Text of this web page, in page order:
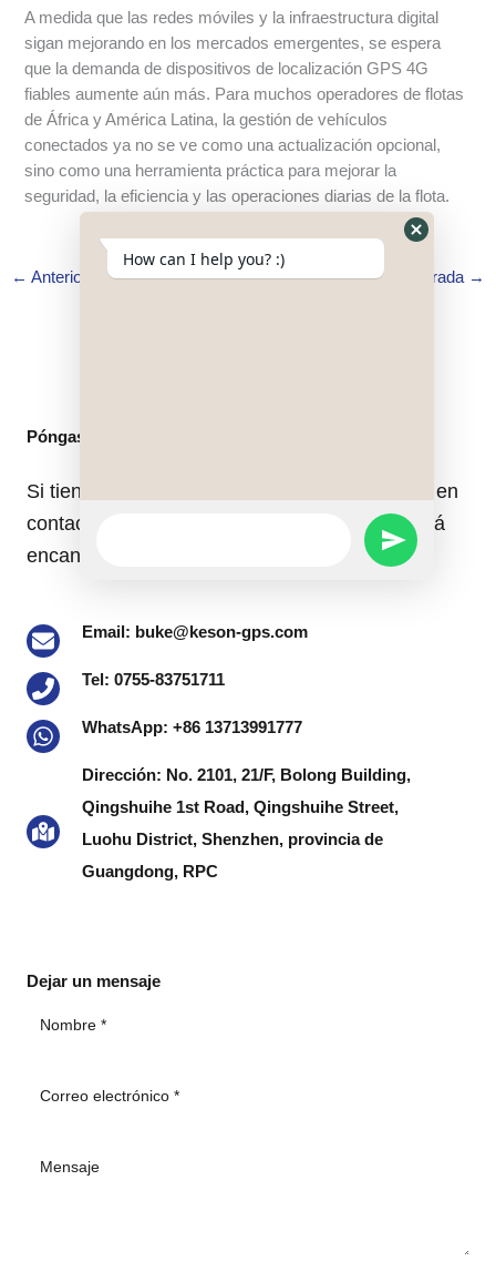
A medida que las redes móviles y la infraestructura digital
sigan mejorando en los mercados emergentes, se espera
que la demanda de dispositivos de localización GPS 4G
fiables aumente aún más. Para muchos operadores de flotas
de África y América Latina, la gestión de vehículos
conectados ya no se ve como una actualización opcional,
sino como una herramienta práctica para mejorar la
seguridad, la eficiencia y las operaciones diarias de la flota.
← Anterior Entrada Siguiente Entrada →
Póngase en contacto con
Si tiene alguna pregunta, no dude en ponerse en
contacto con nosotros. Nuestro personal estará
encantado de atenderle.
Email: buke@keson-gps.com
Tel: 0755-83751711
WhatsApp: +86 13713991777
Dirección: No. 2101, 21/F, Bolong Building,
Qingshuihe 1st Road, Qingshuihe Street,
Luohu District, Shenzhen, provincia de
Guangdong, RPC
Dejar un mensaje
WhatsApp
How can I help you? :)
SEND